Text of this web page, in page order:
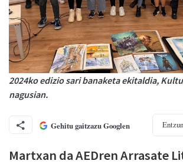
2024ko edizio sari banaketa ekitaldia,
nagusian.
Gehitu gaitzazu Googlen Entzun
Martxan da AEDren Arrasate